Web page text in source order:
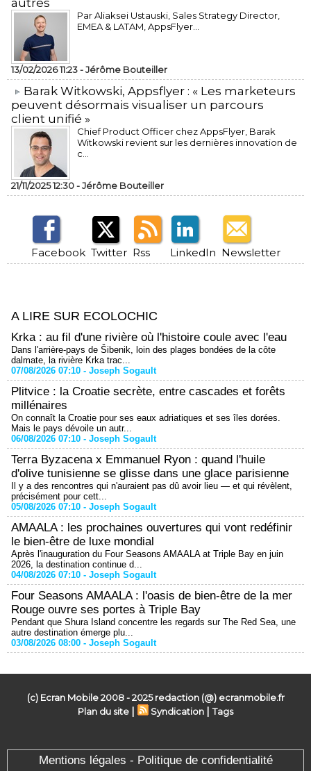
autres
Par Aliaksei Ustauski, Sales Strategy Director,
EMEA & LATAM, AppsFlyer...
13/02/2026 11:23 -Jérôme Bouteiller
​Barak Witkowski, Appsflyer : « Les marketeurs
peuvent désormais visualiser un parcours
client unifié »
Chief Product Officer chez AppsFlyer, ​Barak
Witkowski revient sur les dernières innovation de
c...
21/11/2025 12:30 -Jérôme Bouteiller
Facebook Twitter Rss LinkedIn Newsletter
A LIRE SUR ECOLOCHIC
Krka : au fil d'une rivière où l'histoire coule avec l'eau
Dans l'arrière-pays de Šibenik, loin des plages bondées de la côte
dalmate, la rivière Krka trac...
07/08/2026 07:10 - Joseph Sogault
Plitvice : la Croatie secrète, entre cascades et forêts
millénaires
On connaît la Croatie pour ses eaux adriatiques et ses îles dorées.
Mais le pays dévoile un autr...
06/08/2026 07:10 - Joseph Sogault
Terra Byzacena x Emmanuel Ryon : quand l'huile
d'olive tunisienne se glisse dans une glace parisienne
Il y a des rencontres qui n'auraient pas dû avoir lieu — et qui révèlent,
précisément pour cett...
05/08/2026 07:10 - Joseph Sogault
AMAALA : les prochaines ouvertures qui vont redéfinir
le bien-être de luxe mondial
Après l'inauguration du Four Seasons AMAALA at Triple Bay en juin
2026, la destination continue d...
04/08/2026 07:10 - Joseph Sogault
Four Seasons AMAALA : l'oasis de bien-être de la mer
Rouge ouvre ses portes à Triple Bay
Pendant que Shura Island concentre les regards sur The Red Sea, une
autre destination émerge plu...
03/08/2026 08:00 - Joseph Sogault
(c) Ecran Mobile 2008 - 2025 redaction (@) ecranmobile.fr
Plan du site | Syndication |Tags
Mentions légales - Politique de confidentialité